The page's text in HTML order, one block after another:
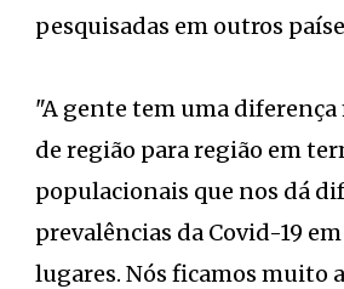
pesquisadas em outros
"A gente tem uma
de região para região em
populacionais que nos dá
prevalências da Covid-19
lugares. Nós ficamos muito